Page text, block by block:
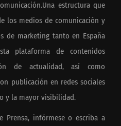
estructura que
los medios de comunicación y
de marketing tanto en España
plataforma de contenidos
de actualidad, así como
publicación en redes sociales
y la mayor visibilidad.
Prensa, infórmese o escriba a